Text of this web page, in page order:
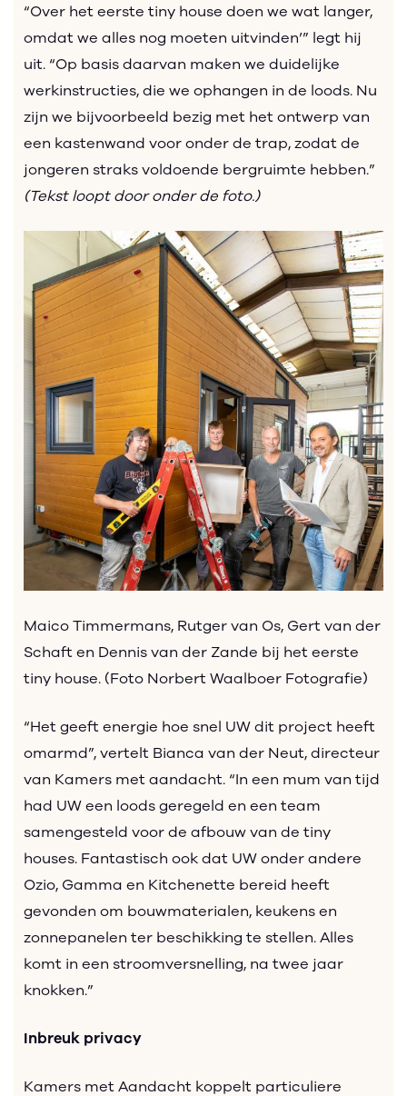
“Over het eerste tiny house doen we wat langer,
omdat we alles nog moeten uitvinden’” legt hij
uit. “Op basis daarvan maken we duidelijke
werkinstructies, die we ophangen in de loods. Nu
zijn we bijvoorbeeld bezig met het ontwerp van
een kastenwand voor onder de trap, zodat de
jongeren straks voldoende bergruimte hebben.”
(Tekst loopt door onder de foto.)
Maico Timmermans, Rutger van Os, Gert van der
Schaft en Dennis van der Zande bij het eerste
tiny house. (Foto Norbert Waalboer Fotografie)
“Het geeft energie hoe snel UW dit project heeft
omarmd”, vertelt Bianca van der Neut, directeur
van Kamers met aandacht. “In een mum van tijd
had UW een loods geregeld en een team
samengesteld voor de afbouw van de tiny
houses. Fantastisch ook dat UW onder andere
Ozio, Gamma en Kitchenette bereid heeft
gevonden om bouwmaterialen, keukens en
zonnepanelen ter beschikking te stellen. Alles
komt in een stroomversnelling, na twee jaar
knokken.”
Inbreuk privacy
Kamers met Aandacht koppelt particuliere